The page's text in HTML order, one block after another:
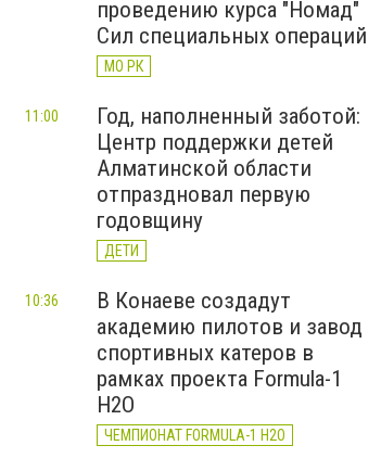
проведению курса "Номад"
Сил специальных операций
МО РК
Год, наполненный заботой:
Центр поддержки детей
Алматинской области
отпраздновал первую
годовщину
ДЕТИ
11:00
В Конаеве создадут
академию пилотов и завод
спортивных катеров в
рамках проекта Formula-1
H2O
ЧЕМПИОНАТ FORMULA-1 H2O
10:36